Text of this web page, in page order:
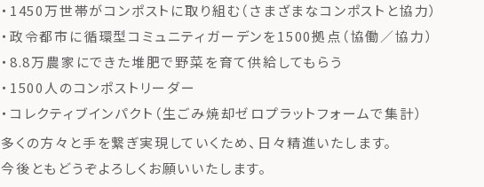
・1450万世帯がコンポストに取り組む（さまざまなコンポストと協力）
・政令都市に循環型コミュニティガーデンを1500拠点（協働／協力）
・8.8万農家にできた堆肥で野菜を育て供給してもらう
・1500人のコンポストリーダー
・コレクティブインパクト（生ごみ焼却ゼロプラットフォームで集計）
多くの方々と手を繋ぎ実現していくため、日々精進いたします。
今後ともどうぞよろしくお願いいたします。